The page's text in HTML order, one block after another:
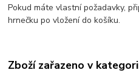
Pokud máte vlastní požadavky,
hrnečku po vložení do košíku.
Zboží zařazeno v